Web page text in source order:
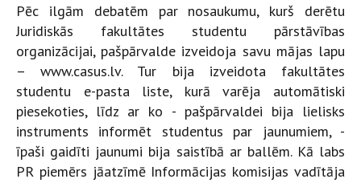
Pēc ilgām debatēm par nosaukumu, kurš derētu
Juridiskās fakultātes studentu pārstāvības
organizācijai, pašpārvalde izveidoja savu mājas lapu
– www.casus.lv. Tur bija izveidota fakultātes
studentu e-pasta liste, kurā varēja automātiski
piesekoties, līdz ar ko - pašpārvaldei bija lielisks
instruments informēt studentus par jaunumiem, -
īpaši gaidīti jaunumi bija saistībā ar ballēm. Kā labs
PR piemērs jāatzīmē Informācijas komisijas vadītāja